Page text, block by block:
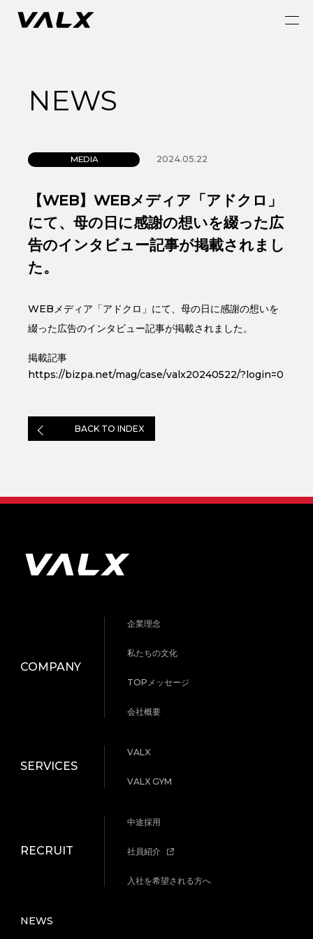
NEWS
MEDIA 2024.05.22
【WEB】WEBメディア「アドクロ」
にて、母の日に感謝の想いを綴った広
告のインタビュー記事が掲載されまし
た。
WEBメディア「アドクロ」にて、母の日に感謝の想いを
綴った広告のインタビュー記事が掲載されました。
掲載記事
https://bizpa.net/mag/case/valx20240522/?login=0
BACK TO INDEX
COMPANY
企業理念
私たちの文化
TOPメッセージ
会社概要
SERVICES
VALX
VALX GYM
RECRUIT
中途採用
社員紹介
入社を希望される方へ
NEWS